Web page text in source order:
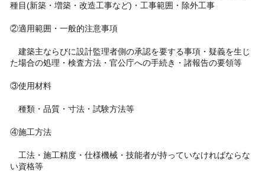
種目(新築・増築・改造工事など)・工事範囲・除外工事
②適用範囲・一般的注意事項
建築主ならびに設計監理者側の承認を要する事項・疑義を生じ
た場合の処理・検査方法・官公庁への手続き・諸報告の要領等
③使用材料
種類・品質・寸法・試験方法等
④施工方法
工法・施工精度・仕様機械・技能者が持っていなければならな
い資格等